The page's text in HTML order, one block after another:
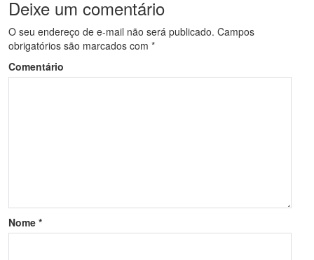
Deixe um comentário
O seu endereço de e-mail não será publicado. Campos
obrigatórios são marcados com *
Comentário
Nome *